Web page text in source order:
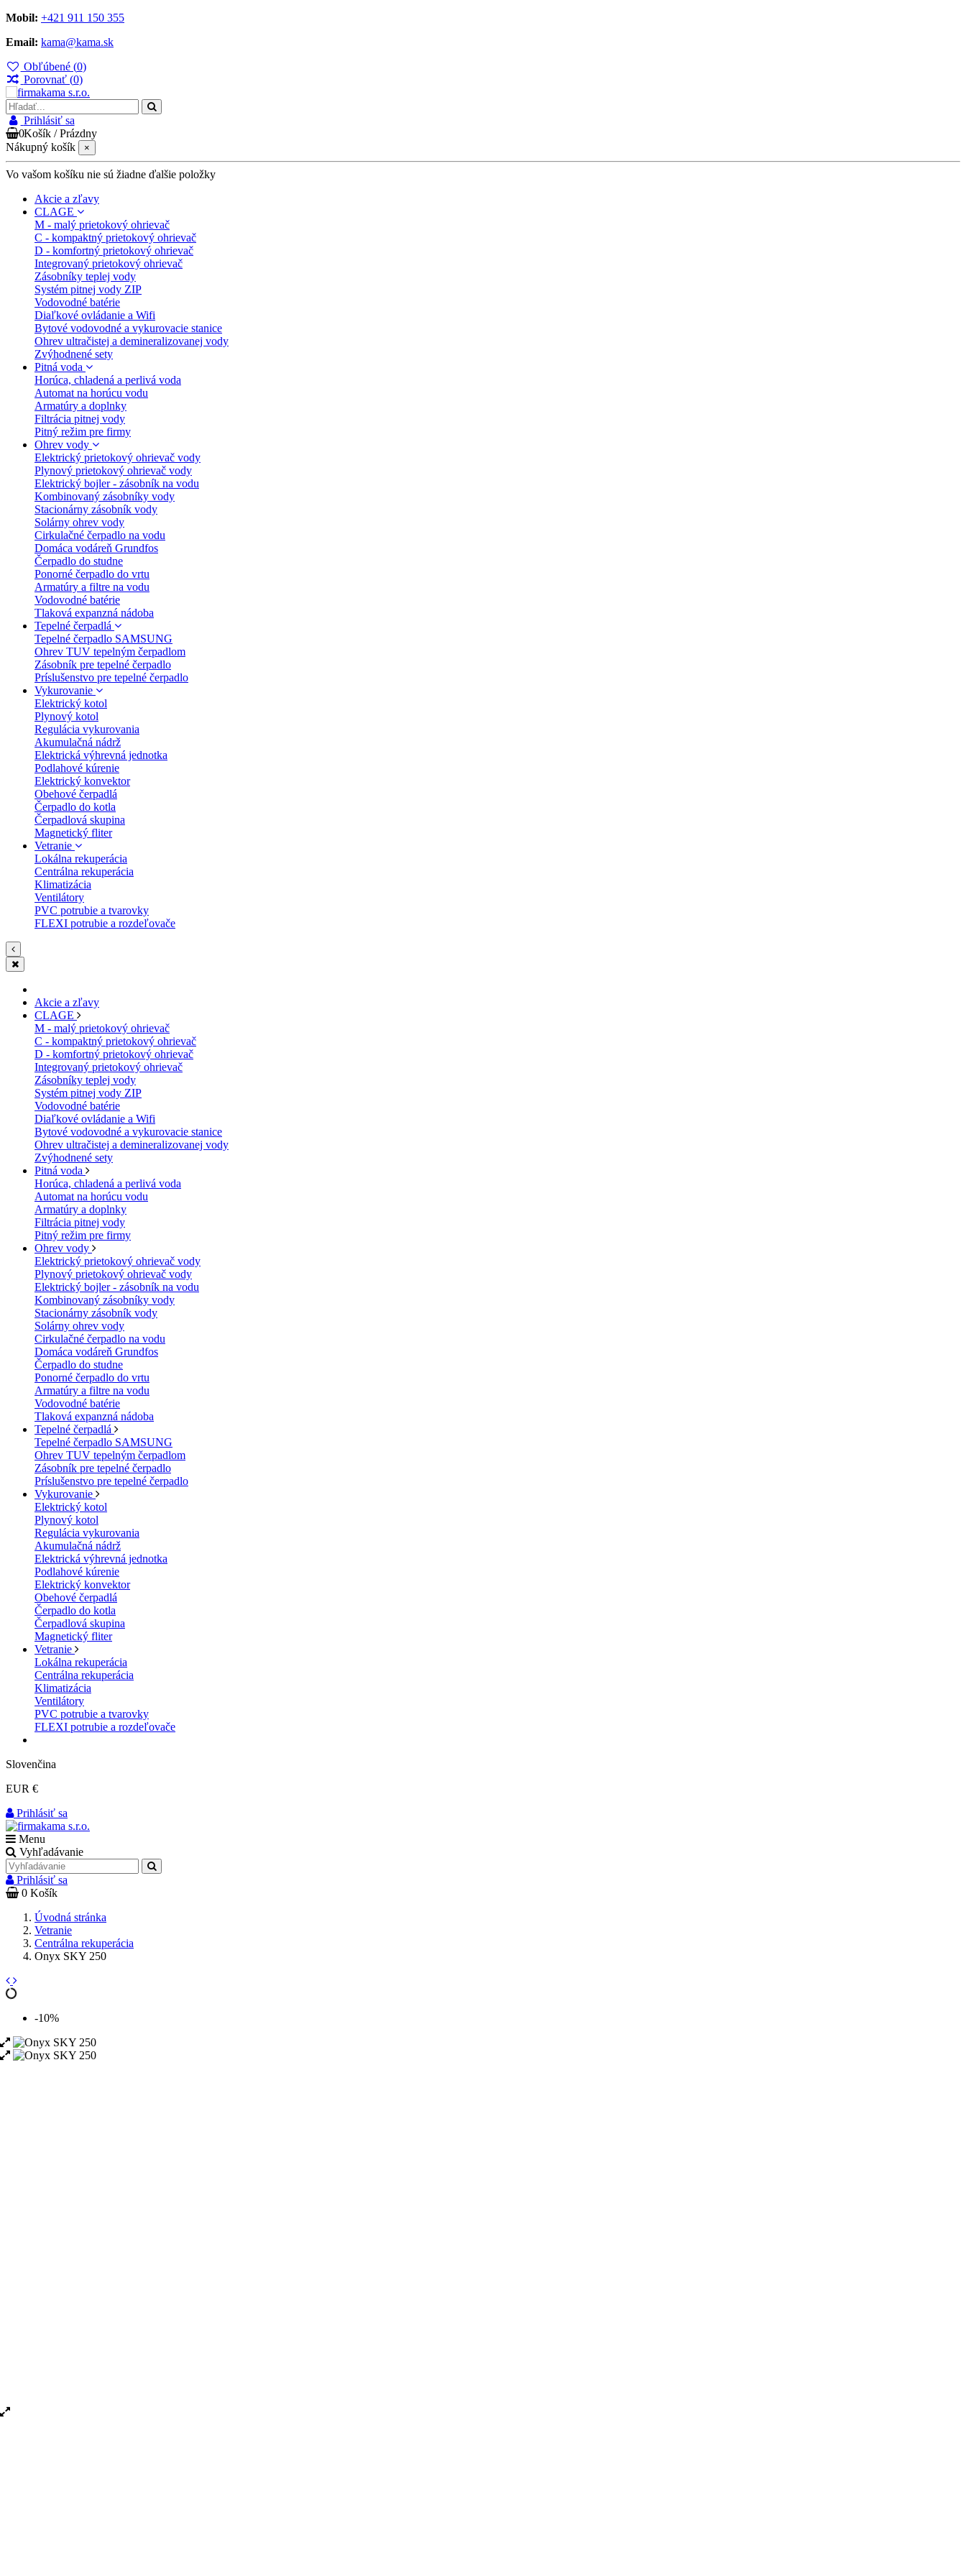
Mobil: +421 911 150 355
Email: kama@kama.sk
Obľúbené (0)
Porovnať (0)
Prihlásiť sa
0Košík /Prázdny
Nákupný košík
×
Vo vašom košíku nie sú žiadne ďalšie položky
Akcie a zľavy
CLAGE
M - malý prietokový ohrievač
C - kompaktný prietokový ohrievač
D - komfortný prietokový ohrievač
Integrovaný prietokový ohrievač
Zásobníky teplej vody
Systém pitnej vody ZIP
Vodovodné batérie
Diaľkové ovládanie a Wifi
Bytové vodovodné a vykurovacie stanice
Ohrev ultračistej a demineralizovanej vody
Zvýhodnené sety
Pitná voda
Horúca, chladená a perlivá voda
Automat na horúcu vodu
Armatúry a doplnky
Filtrácia pitnej vody
Pitný režim pre firmy
Ohrev vody
Elektrický prietokový ohrievač vody
Plynový prietokový ohrievač vody
Elektrický bojler - zásobník na vodu
Kombinovaný zásobníky vody
Stacionárny zásobník vody
Solárny ohrev vody
Cirkulačné čerpadlo na vodu
Domáca vodáreň Grundfos
Čerpadlo do studne
Ponorné čerpadlo do vrtu
Armatúry a filtre na vodu
Vodovodné batérie
Tlaková expanzná nádoba
Tepelné čerpadlá
Tepelné čerpadlo SAMSUNG
Ohrev TUV tepelným čerpadlom
Zásobník pre tepelné čerpadlo
Príslušenstvo pre tepelné čerpadlo
Vykurovanie
Elektrický kotol
Plynový kotol
Regulácia vykurovania
Akumulačná nádrž
Elektrická výhrevná jednotka
Podlahové kúrenie
Elektrický konvektor
Obehové čerpadlá
Čerpadlo do kotla
Čerpadlová skupina
Magnetický fliter
Vetranie
Lokálna rekuperácia
Centrálna rekuperácia
Klimatizácia
Ventilátory
PVC potrubie a tvarovky
FLEXI potrubie a rozdeľovače
Akcie a zľavy
CLAGE
M - malý prietokový ohrievač
C - kompaktný prietokový ohrievač
D - komfortný prietokový ohrievač
Integrovaný prietokový ohrievač
Zásobníky teplej vody
Systém pitnej vody ZIP
Vodovodné batérie
Diaľkové ovládanie a Wifi
Bytové vodovodné a vykurovacie stanice
Ohrev ultračistej a demineralizovanej vody
Zvýhodnené sety
Pitná voda
Horúca, chladená a perlivá voda
Automat na horúcu vodu
Armatúry a doplnky
Filtrácia pitnej vody
Pitný režim pre firmy
Ohrev vody
Elektrický prietokový ohrievač vody
Plynový prietokový ohrievač vody
Elektrický bojler - zásobník na vodu
Kombinovaný zásobníky vody
Stacionárny zásobník vody
Solárny ohrev vody
Cirkulačné čerpadlo na vodu
Domáca vodáreň Grundfos
Čerpadlo do studne
Ponorné čerpadlo do vrtu
Armatúry a filtre na vodu
Vodovodné batérie
Tlaková expanzná nádoba
Tepelné čerpadlá
Tepelné čerpadlo SAMSUNG
Ohrev TUV tepelným čerpadlom
Zásobník pre tepelné čerpadlo
Príslušenstvo pre tepelné čerpadlo
Vykurovanie
Elektrický kotol
Plynový kotol
Regulácia vykurovania
Akumulačná nádrž
Elektrická výhrevná jednotka
Podlahové kúrenie
Elektrický konvektor
Obehové čerpadlá
Čerpadlo do kotla
Čerpadlová skupina
Magnetický fliter
Vetranie
Lokálna rekuperácia
Centrálna rekuperácia
Klimatizácia
Ventilátory
PVC potrubie a tvarovky
FLEXI potrubie a rozdeľovače
Slovenčina
EUR €
Prihlásiť sa
Menu
Vyhľadávanie
Prihlásiť sa
0 Košík
Úvodná stránka
Vetranie
Centrálna rekuperácia
Onyx SKY 250
-10%